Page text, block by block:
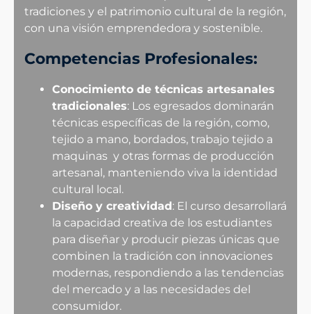
tradiciones y el patrimonio cultural de la región,
con una visión emprendedora y sostenible.
Competencias Profesionales:
Conocimiento de técnicas artesanales
tradicionales: Los egresados dominarán
técnicas específicas de la región, como,
tejido a mano, bordados, trabajo tejido a
maquinas y otras formas de producción
artesanal, manteniendo viva la identidad
cultural local.
Diseño y creatividad : El curso desarrollará
la capacidad creativa de los estudiantes
para diseñar y producir piezas únicas que
combinen la tradición con innovaciones
modernas, respondiendo a las tendencias
del mercado y a las necesidades del
consumidor.